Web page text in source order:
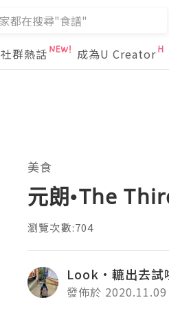
社群熱話 成為U Creator
美食
元朗•The
瀏覽次數:704
Look•轆出去試
發佈於 2020.11.09